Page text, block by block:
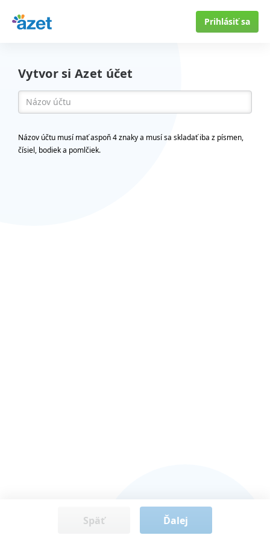
Prihlásiť sa
Vytvor si Azet účet
Názov účtu musí mať aspoň 4 znaky a musí sa skladať iba z písmen,
čísiel, bodiek a pomlčiek.